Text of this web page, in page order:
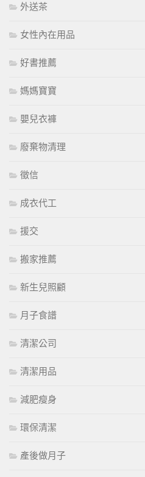
外送茶
女性內在用品
好書推薦
媽媽寶寶
嬰兒衣褲
廢棄物清理
徵信
成衣代工
援交
搬家推薦
新生兒照顧
月子食譜
清潔公司
清潔用品
減肥瘦身
環保清潔
產後做月子